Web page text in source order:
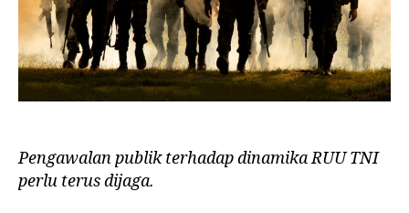
Pengawalan publik terhadap dinamika RUU TNI
perlu terus dijaga.